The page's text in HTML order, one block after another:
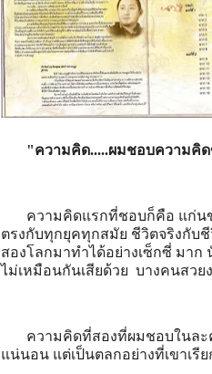
"ความคิด.....ผมชอบความคิด
ความคิดแรกที่ชอบก็คือ แก่นขอ
ตรงกับทุกยุคทุกสมัย ชีวิตจริงกับ
สองโลกมาทำได้อย่างเซ็กซี่ มา
ไม่เหมือนกันเสียด้วย บางคนสว
ความคิดที่สองที่ผมชอบในละค
แน่นอน แต่เป็นตลกอย่างที่เขาเรี